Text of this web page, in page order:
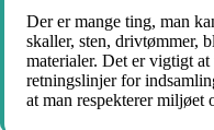
Der er mange ting, man
skaller, sten, drivtømmer,
materialer. Det er vigtigt
retningslinjer for
at man respekterer miljøet